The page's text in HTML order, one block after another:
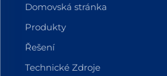
Domovská stránka
Produkty
Řešení
Technické Zdroje